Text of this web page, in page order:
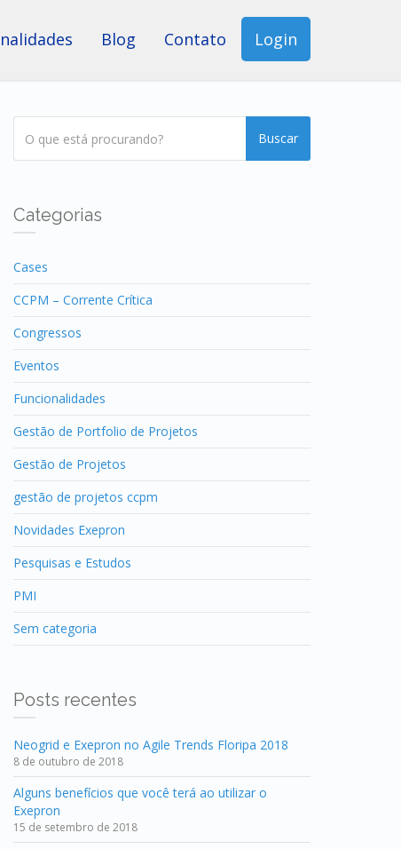
Blog Contato Login
Buscar
Categorias
Cases
CCPM – Corrente Crítica
Congressos
Eventos
Funcionalidades
Gestão de Portfolio de Projetos
Gestão de Projetos
gestão de projetos ccpm
Novidades Exepron
Pesquisas e Estudos
PMI
Sem categoria
Posts recentes
Neogrid e Exepron no Agile Trends Floripa 2018
8 de outubro de 2018
Alguns benefícios que você terá ao utilizar o
Exepron
15 de setembro de 2018